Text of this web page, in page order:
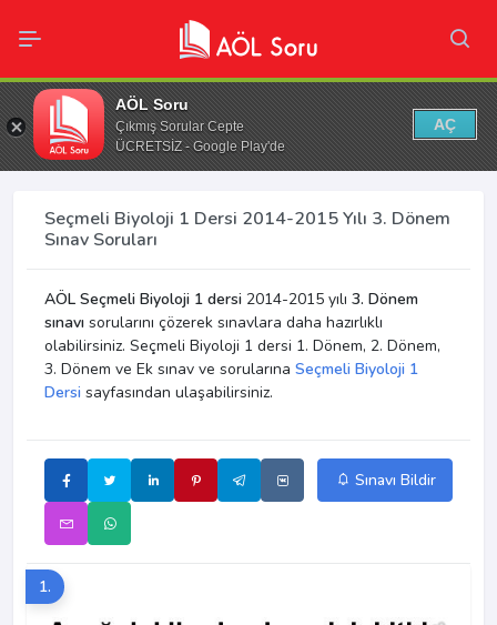
AÖL Soru
Çıkmış Sorular Cepte
ÜCRETSİZ - Google Play'de
AÇ
Seçmeli Biyoloji 1 Dersi 2014-2015 Yılı 3. Dönem
Sınav Soruları
AÖL Seçmeli Biyoloji 1 dersi 2014-2015 yılı 3. Dönem
sınavı sorularını çözerek sınavlara daha hazırlıklı
olabilirsiniz. Seçmeli Biyoloji 1 dersi 1. Dönem, 2. Dönem,
3. Dönem ve Ek sınav ve sorularına Seçmeli Biyoloji 1
Dersi sayfasından ulaşabilirsiniz.
Sınavı Bildir
1.